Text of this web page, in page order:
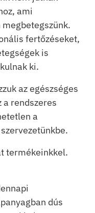
ami
fertőzéseket,
is
ki.
az egészséges
rendszeres
a
termékeinkkel.
dús